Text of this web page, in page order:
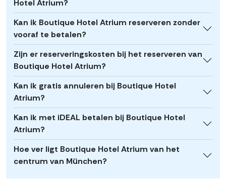
Hotel Atrium?
Kan ik Boutique Hotel Atrium reserveren zonder
vooraf te betalen?
Zijn er reserveringskosten bij het reserveren van
Boutique Hotel Atrium?
Kan ik gratis annuleren bij Boutique Hotel
Atrium?
Kan ik met iDEAL betalen bij Boutique Hotel
Atrium?
Hoe ver ligt Boutique Hotel Atrium van het
centrum van München?